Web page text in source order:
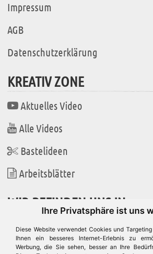
Ihre Privatsphäre ist uns
Diese Website verwendet Cookies und
Ihnen ein besseres Internet-Erlebnis zu
Werbung, die Sie sehen, besser an Ihre
Impressum
AGB
Datenschutzerklärung
KREATIV ZONE
Aktuelles Video
Alle Videos
Bastelideen
Arbeitsblätter
WIR BEFINDEN UNS IN